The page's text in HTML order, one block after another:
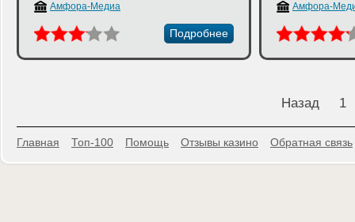
Амфора-Медиа
Подробнее
Амфора-
Назад 1
Главная Топ-100 Помощь Отзывы казино Обратная связь